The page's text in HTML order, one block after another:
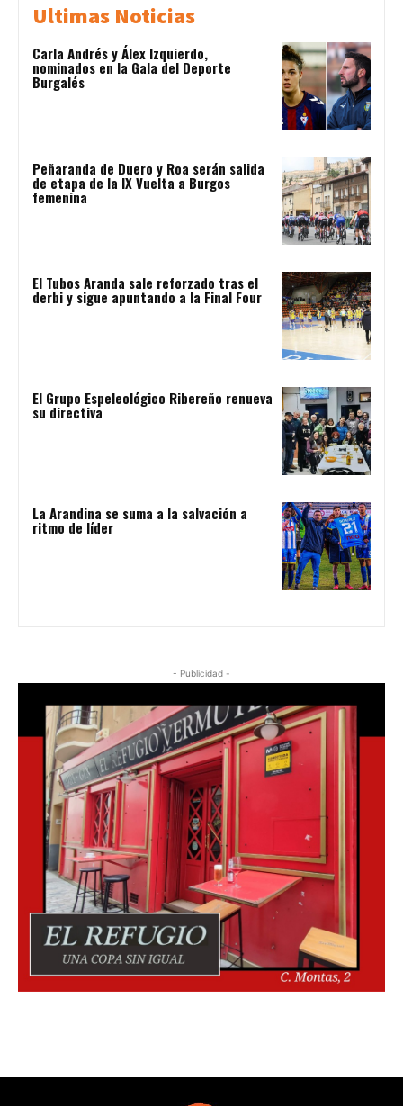
Ultimas Noticias
Carla Andrés y Álex Izquierdo,
nominados en la Gala del Deporte
Burgalés
Peñaranda de Duero y Roa serán salida
de etapa de la IX Vuelta a Burgos
femenina
El Tubos Aranda sale reforzado tras el
derbi y sigue apuntando a la Final Four
El Grupo Espeleológico Ribereño renueva
su directiva
La Arandina se suma a la salvación a
ritmo de líder
- Publicidad -